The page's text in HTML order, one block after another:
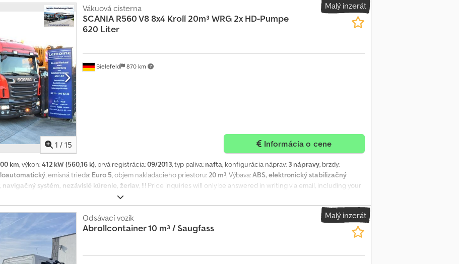
Malý inzerát
1 / 15
Bielefeld 870 km
Vákuová cisterna
SCANIA R560 V8 8x4 Kroll 20m³ WRG 2x HD-Pumpe
620 Liter
Informácia o cene
km, výkon:412 kW (560,16 k), prvá registrácia:09/2013, typ paliva: nafta, konfigurácia náprav: 3 nápravy, brzdy:
, emisná trieda: Euro 5, objem nakladacieho priestoru:20 m³, Výbava:ABS, elektronický stabilizačný
systém, nezávislé kúrenie, žeriav, !!! Price inquiries will only be answered in writing via email, including your
Kroll 20 m³ Water Recycling Unit 2 x HD Pump 620 Liters First registration: 09/2013 Mileage: approx. 209,000 km Engine:
5 Transmission: Semi-automatic with clutch + NMV Power Take-Off Dcjdpfx Apovvfhgocek Wheelbase: 4,750 mm
Leaf / Air with liftable and steerable axle Tyres: 385/65R22.5 + 315/80R22.5 (80%) Approved as self-propelled
heater, air conditioning, reversing camera, heated mirrors, electric windows + mirrors, large cab with 2 bunk beds,
Kroll 19.7 m³ Water Recycling Suction & Pressurised HD Combo with 618 L HD performance Type: K 1.0 – 3.0 – 17.0 / 29 P
compartments total: 3,000 liters Divided by a telescopic piston with 2 locking positions: Piston position 1: 3.3 m³ + 13.2
Piston position 2: 5.3 m³ + 11.2 m³ water/sludge + (3 m³ water compartments) Vacuum pump: (hydraulically driven)
Malý inzerát
Odsávací vozík
Abrollcontainer 10 m³ / Saugfass